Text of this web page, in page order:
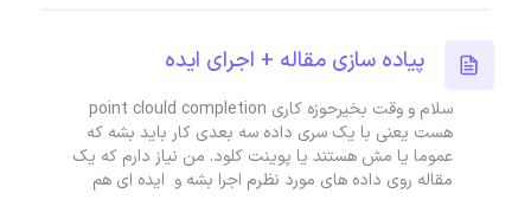
پیاده سازی مقاله + اجرای ایده
سلام و وقت بخیرحوزه کاری point clould completion
هست یعنی با یک سری داده سه بعدی کار باید بشه که
عموما یا مش هستند یا پوینت کلود. من نیاز دارم که یک
مقاله روی داده های مورد نظرم اجرا بشه و ایده ای هم